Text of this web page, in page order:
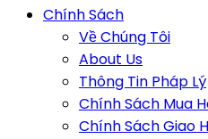
Chính Sách
Về Chúng Tôi
About Us
Thông Tin Pháp Lý
Chính Sách Mua
Chính Sách Giao